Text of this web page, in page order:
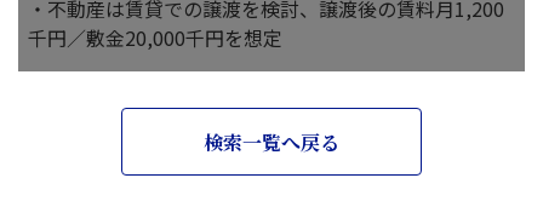
・不動産は賃貸での譲渡を検討、譲渡後の賃料月1,200
千円／敷金20,000千円を想定
検索一覧へ戻る